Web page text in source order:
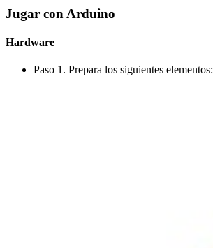
Jugar con Arduino
Hardware
Paso 1. Prepara los siguientes elementos: